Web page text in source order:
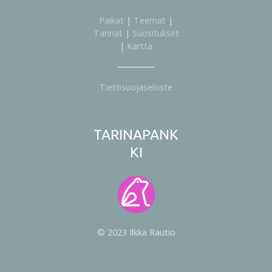
Paikat | Teemat |
Tarinat | Suositukset
| Kartta
Tietosuojaseloste
TARINAPANK
KI
© 2023 Ilkka Rautio